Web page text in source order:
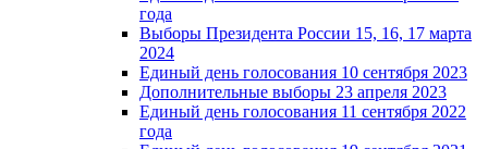
года
Выборы Президента России 15, 16, 17 марта
2024
Единый день голосования 10 сентября 2023
Дополнительные выборы 23 апреля 2023
Единый день голосования 11 сентября 2022
года